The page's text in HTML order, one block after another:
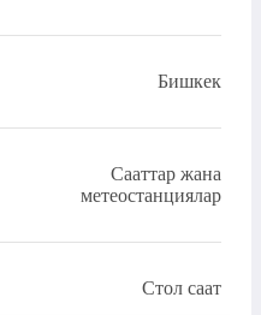
Бишкек
Сааттар жана
метеостанциялар
Стол саат